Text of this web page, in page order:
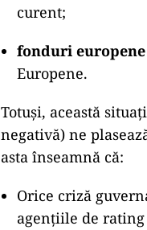
curent;
fonduri europene
Europene.
Totuși, această
negativă) ne
asta înseamnă că:
Orice criză
agențiile de rating